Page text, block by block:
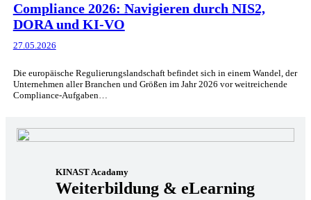
Compliance 2026: Navigieren durch NIS2,
DORA und KI-VO
27.05.2026
Die europäische Regulierungslandschaft befindet sich in einem Wandel, der
Unternehmen aller Branchen und Größen im Jahr 2026 vor weitreichende
Compliance-Aufgaben…
KINAST Acadamy
Weiterbildung & eLearning